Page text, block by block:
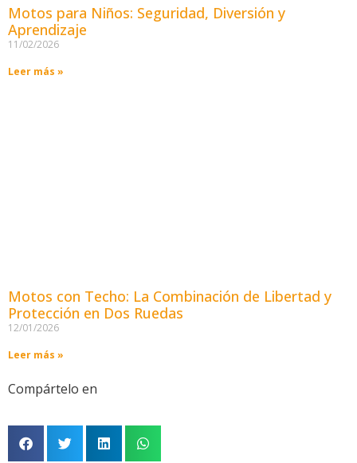
Motos para Niños: Seguridad, Diversión y
Aprendizaje
11/02/2026
Leer más »
Motos con Techo: La Combinación de Libertad y
Protección en Dos Ruedas
12/01/2026
Leer más »
Compártelo en